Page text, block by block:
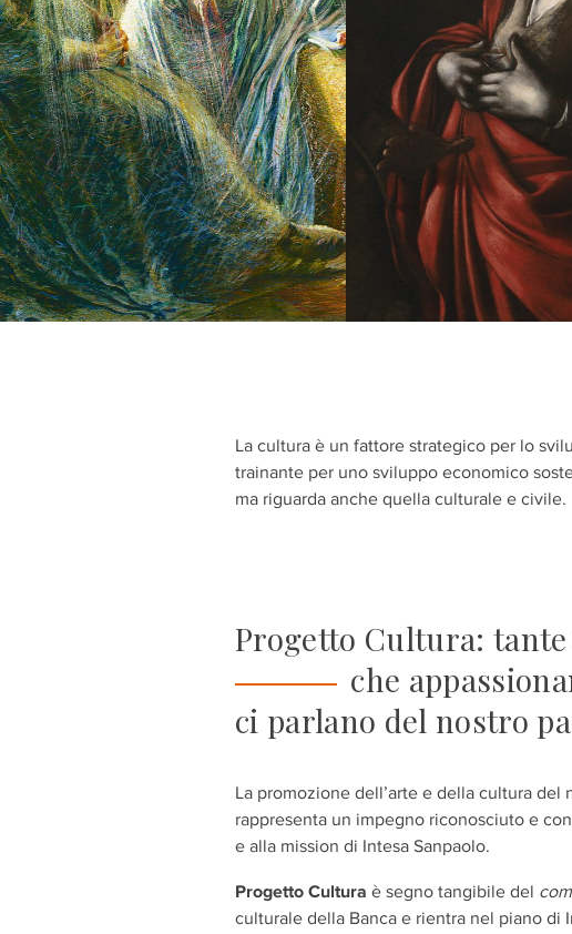
La cultura è un fattore strategico per lo
trainante per uno sviluppo economico
ma riguarda anche quella culturale e civile.
Progetto Cultura:
che
ci parlano del nostro
La promozione dell’arte e della cultura del
rappresenta un impegno riconosciuto e
e alla mission di Intesa Sanpaolo.
Progetto Cultura è segno tangibile del
culturale della Banca e rientra nel piano di